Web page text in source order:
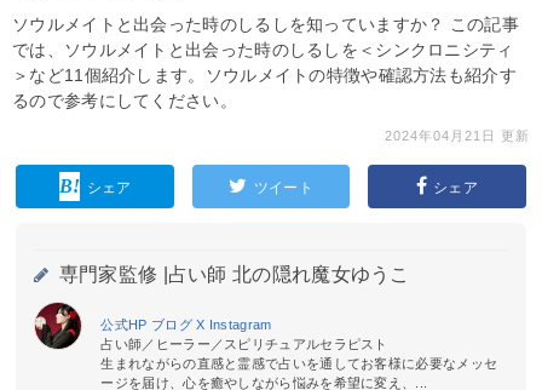
ソウルメイトと出会った時のしるしを知っていますか？ この記事
では、ソウルメイトと出会った時のしるしを＜シンクロニシティ
＞など11個紹介します。ソウルメイトの特徴や確認方法も紹介す
るので参考にしてください。
2024年04月21日 更新
シェア ツイート シェア
専門家監修 | 占い師 北の隠れ魔女ゆうこ
公式HP ブログX Instagram
占い師／ヒーラー／スピリチュアルセラピスト
生まれながらの直感と霊感で占いを通してお客様に必要なメッセ
ージを届け、心を癒やしながら悩みを希望に変え、...